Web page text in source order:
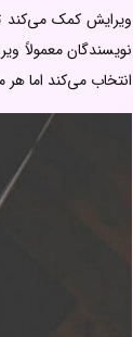
ویرایش کمک می‌کند
نویسندگان معمولاً
انتخاب می‌کند اما هر